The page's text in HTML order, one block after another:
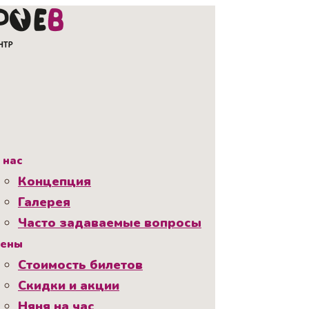
Концепция
Галерея
Часто задаваемые вопросы
Стоимость билетов
Скидки и акции